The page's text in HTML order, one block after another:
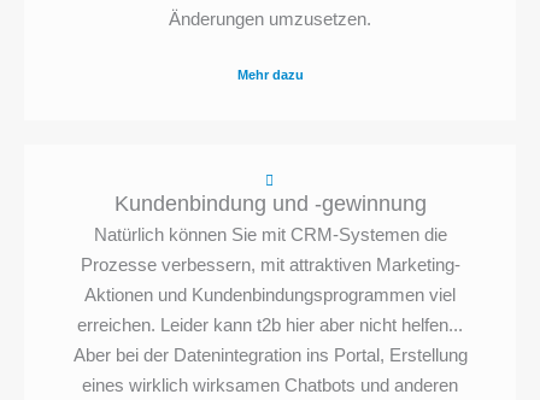
Änderungen umzusetzen.
Mehr dazu
Kundenbindung und -gewinnung
Natürlich können Sie mit CRM-Systemen die
Prozesse verbessern, mit attraktiven Marketing-
Aktionen und Kundenbindungsprogrammen viel
erreichen. Leider kann t2b hier aber nicht helfen...
Aber bei der Datenintegration ins Portal, Erstellung
eines wirklich wirksamen Chatbots und anderen